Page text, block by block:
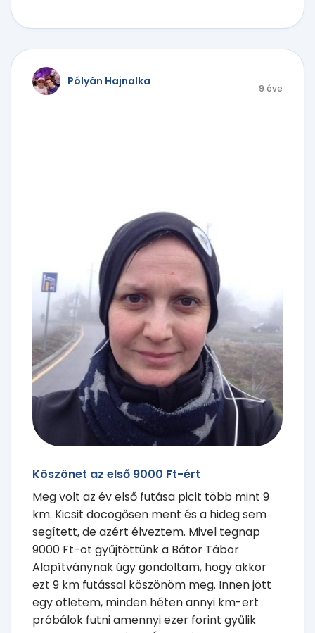
Pólyán Hajnalka
9 éve
Köszönet az első 9000 Ft-ért
Meg volt az év első futása picit több mint 9
km. Kicsit döcögősen ment és a hideg sem
segített, de azért élveztem. Mivel tegnap
9000 Ft-ot gyűjtöttünk a Bátor Tábor
Alapítványnak úgy gondoltam, hogy akkor
ezt 9 km futással köszönöm meg. Innen jött
egy ötletem, minden héten annyi km-ert
próbálok futni amennyi ezer forint gyűlik